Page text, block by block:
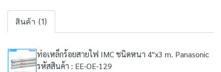
สินค้า (1)
ท่อเหล็กร้อยสายไฟ IMC ชนิดหนา 4"x3 m. Panasonic
รหัสสินค้า : EE-OE-129